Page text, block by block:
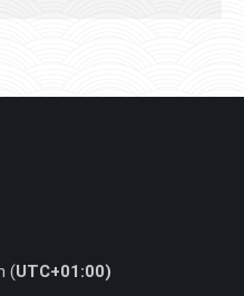
(UTC+01:00)